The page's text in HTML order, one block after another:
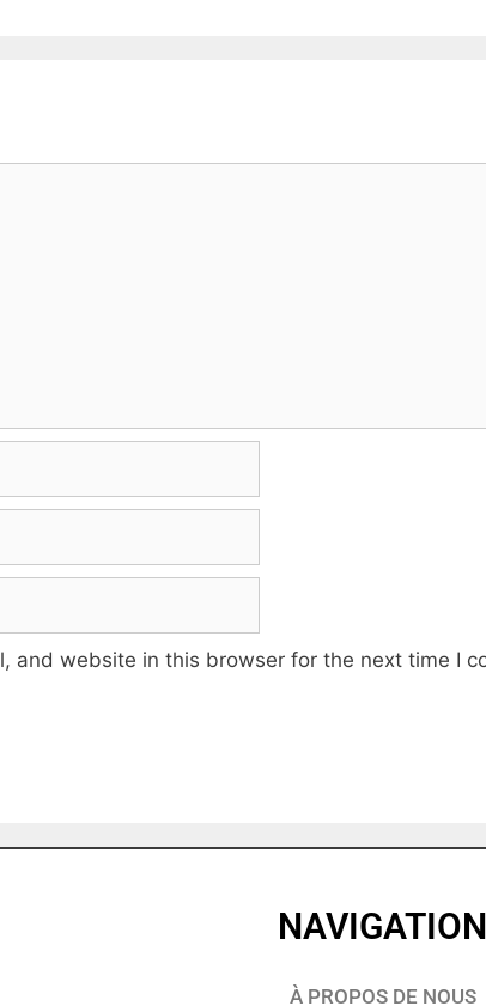
and website in this browser for the next time I
NAVIGATION
À PROPOS DE NOUS